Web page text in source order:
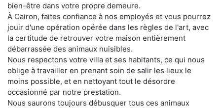
bien-être dans votre propre demeure.
À Cairon, faites confiance à nos employés et vous pourrez
jouir d'une opération opérée dans les règles de l'art, avec
la certitude de retrouver votre maison entièrement
débarrassée des animaux nuisibles.
Nous respectons votre villa et ses habitants, ce qui nous
oblige à travailler en prenant soin de salir les lieux le
moins possible, et en nettoyant tout le désordre
occasionné par notre prestation.
Nous saurons toujours débusquer tous ces animaux